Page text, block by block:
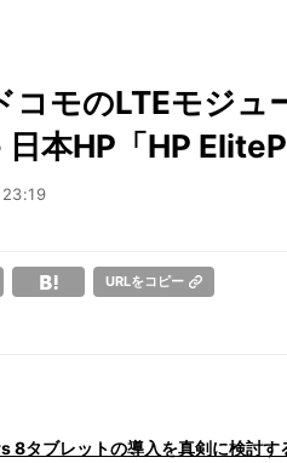
コモのLTEモジ
本HP「HP
URLをコピー
8タブレットの導入を真剣に検討す